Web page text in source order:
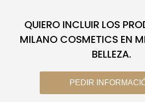
QUIERO INCLUIR LOS
MILANO COSMETICS EN
BELLEZA.
PEDIR